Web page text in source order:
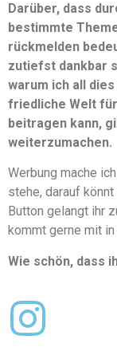
Darüber, dass
bestimmte
rückmelden
zutiefst dankbar
warum ich all
friedliche Welt
beitragen kann,
weiterzumachen.
Werbung mache
stehe, darauf
Button gelangt ihr
kommt gerne mit
Wie schön, dass